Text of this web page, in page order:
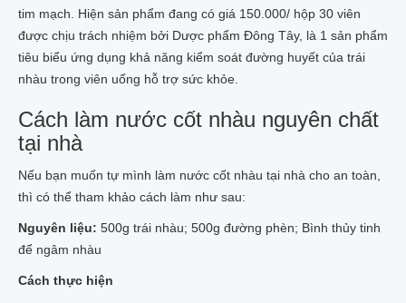
tim mạch. Hiện sản phẩm đang có giá 150.000/ hộp 30 viên
được chịu trách nhiệm bởi Dược phẩm Đông Tây, là 1 sản phẩm
tiêu biểu ứng dụng khả năng kiểm soát đường huyết của trái
nhàu trong viên uống hỗ trợ sức khỏe.
Cách làm nước cốt nhàu nguyên chất
tại nhà
Nếu bạn muốn tự mình làm nước cốt nhàu tại nhà cho an toàn,
thì có thể tham khảo cách làm như sau:
Nguyên liệu: 500g trái nhàu; 500g đường phèn; Bình thủy tinh
để ngâm nhàu
Cách thực hiện